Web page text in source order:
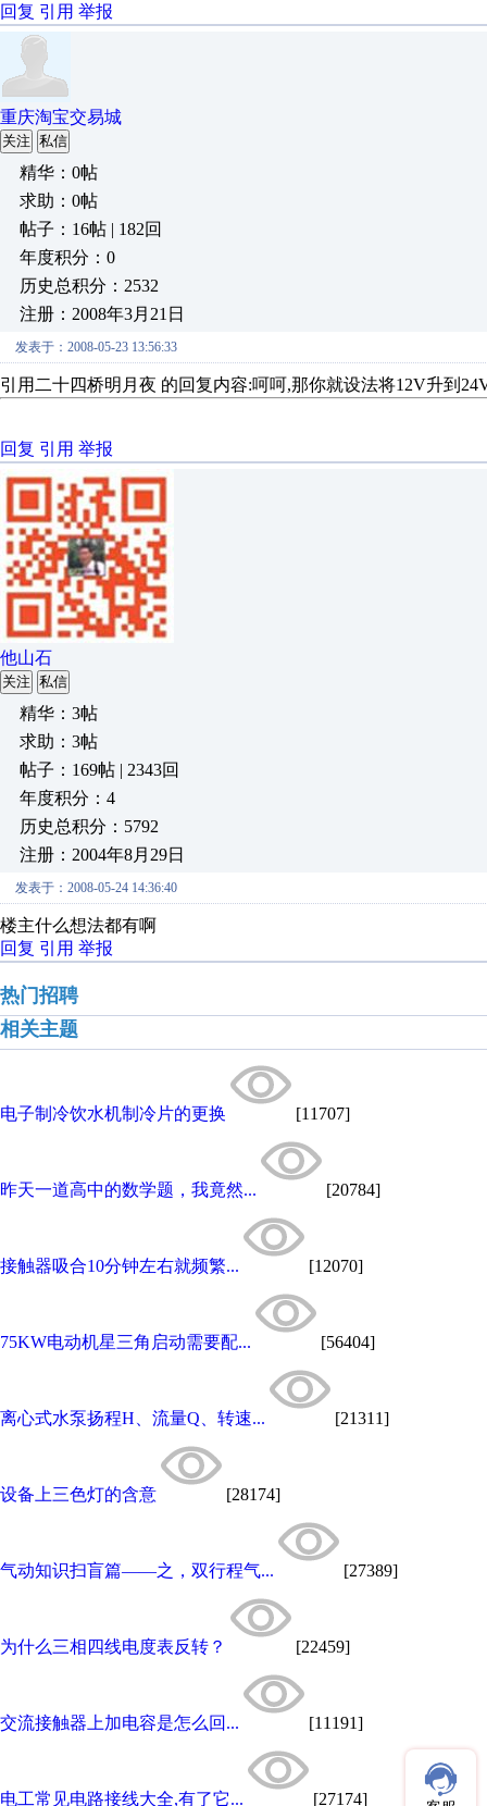
回复 引用 举报
重庆淘宝交易城
关注 私信
精华：0帖
求助：0帖
帖子：16帖 | 182回
年度积分：0
历史总积分：2532
注册：2008年3月21日
发表于：2008-05-23 13:56:33
引用二十四桥明月夜 的回复内容:呵呵,那你就设法将12V升到
回复 引用 举报
他山石
关注 私信
精华：3帖
求助：3帖
帖子：169帖 | 2343回
年度积分：4
历史总积分：5792
注册：2004年8月29日
发表于：2008-05-24 14:36:40
楼主什么想法都有啊
回复 引用 举报
热门招聘
相关主题
电子制冷饮水机制冷片的更换 [11707]
昨天一道高中的数学题，我竟然... [20784]
接触器吸合10分钟左右就频繁... [12070]
75KW电动机星三角启动需要配... [56404]
离心式水泵扬程H、流量Q、转速... [21311]
设备上三色灯的含意 [28174]
气动知识扫盲篇——之，双行程气... [27389]
为什么三相四线电度表反转？ [22459]
交流接触器上加电容是怎么回... [11191]
电工常见电路接线大全,有了它... [27174]